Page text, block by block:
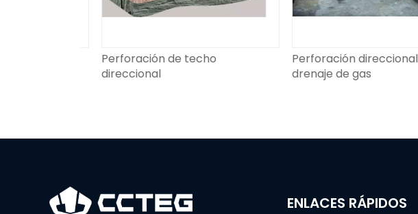
Perforación de techo
direccional
Perforación direccional de
drenaje de gas
ENLACES RÁPIDOS